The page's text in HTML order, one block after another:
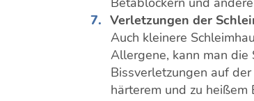
Verletzungen der
Auch kleinere
Allergene, kann man die
Bissverletzungen auf
härterem und zu